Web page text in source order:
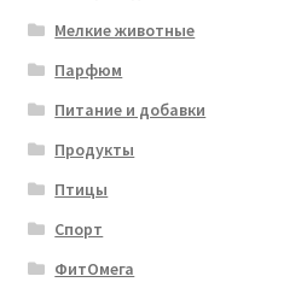
Мелкие животные
Парфюм
Питание и добавки
Продукты
Птицы
Спорт
ФитОмега